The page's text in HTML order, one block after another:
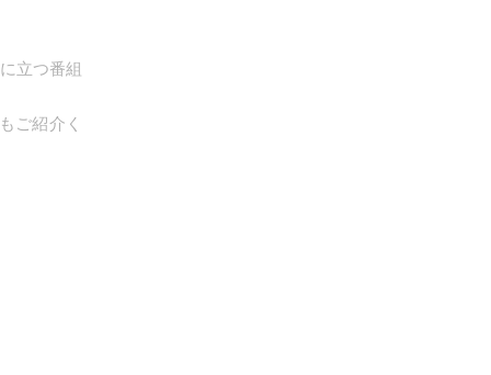
立つ番組
ご紹介く